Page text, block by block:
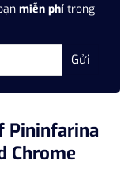
miễn phí trong
Pininfarina
Chrome